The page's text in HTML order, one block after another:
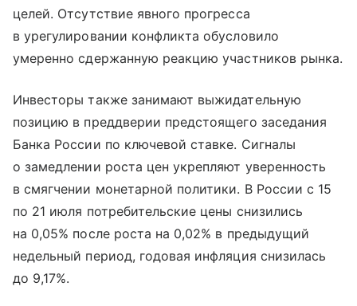
целей. Отсутствие явного прогресса
в урегулировании конфликта обусловило
умеренно сдержанную реакцию участников рынка.
Инвесторы также занимают выжидательную
позицию в преддверии предстоящего заседания
Банка России по ключевой ставке. Сигналы
о замедлении роста цен укрепляют уверенность
в смягчении монетарной политики. В России с 15
по 21 июля потребительские цены снизились
на 0,05% после роста на 0,02% в предыдущий
недельный период, годовая инфляция снизилась
до 9,17%.